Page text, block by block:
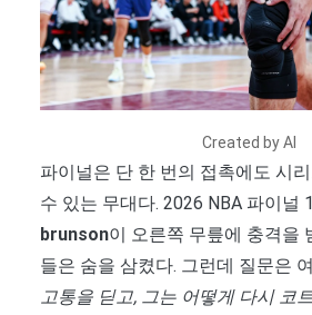
Created by AI
파이널은 단 한 번의 접촉에도 시
수 있는 무대다. 2026 NBA 파이널
brunson이 오른쪽 무릎에 충격을
들은 숨을 삼켰다. 그런데 질문은
고통을 딛고, 그는 어떻게 다시 코